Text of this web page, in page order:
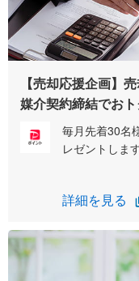
【売却応援企画】
媒介契約締結でおト
毎月先着30名
レゼントします
詳細を見る